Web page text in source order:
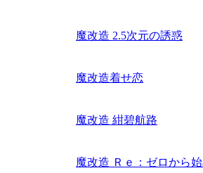
魔改造 2.5次元の誘惑
魔改造着せ恋
魔改造 紺碧航路
魔改造 Ｒｅ：ゼロから